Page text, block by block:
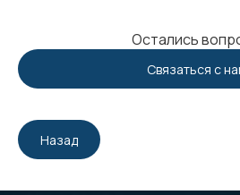
Остались
Связаться с
Назад